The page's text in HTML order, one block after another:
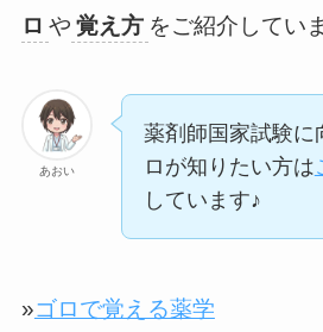
ロ や 覚え方 をご紹介してい
あおい
薬剤師国家試験に
ロが知りたい方は
しています♪
»ゴロで覚える薬学